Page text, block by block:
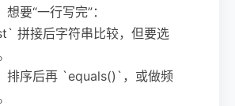
要“一行写完”：
拼接后字符串比较，但要选
排序后再 `equals()`，或做频